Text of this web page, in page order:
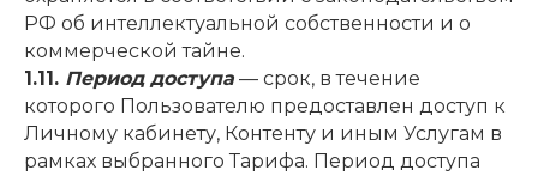
РФ об интеллектуальной собственности и о
коммерческой тайне.
1.11. Период доступа — срок, в течение
которого Пользователю предоставлен доступ к
Личному кабинету, Контенту и иным Услугам в
рамках выбранного Тарифа. Период доступа